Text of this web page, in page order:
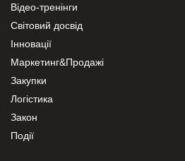
Відео-тренінги
Світовий досвід
Інновації
Маркетинг&Продажі
Закупки
Логістика
Закон
Події